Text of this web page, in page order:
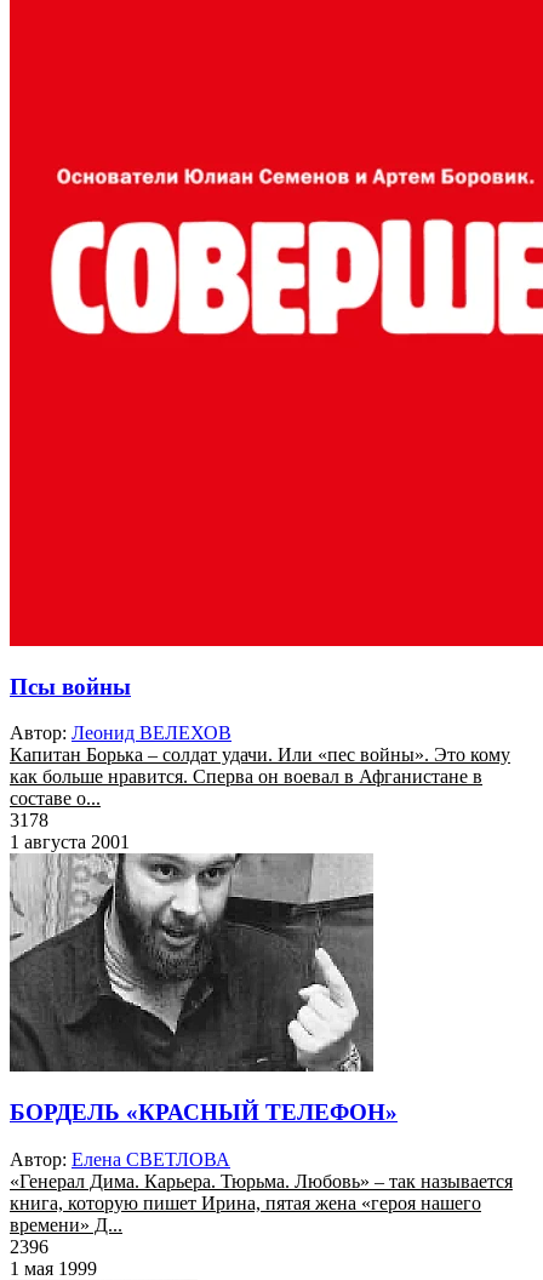
Псы войны
Автор: Леонид ВЕЛЕХОВ
Капитан Борька – солдат удачи. Или «пес войны». Это кому
как больше нравится. Сперва он воевал в Афганистане в
составе о...
3178
1 августа 2001
БОРДЕЛЬ «КРАСНЫЙ ТЕЛЕФОН»
Автор: Елена СВЕТЛОВА
«Генерал Дима. Карьера. Тюрьма. Любовь» – так называется
книга, которую пишет Ирина, пятая жена «героя нашего
времени» Д...
2396
1 мая 1999